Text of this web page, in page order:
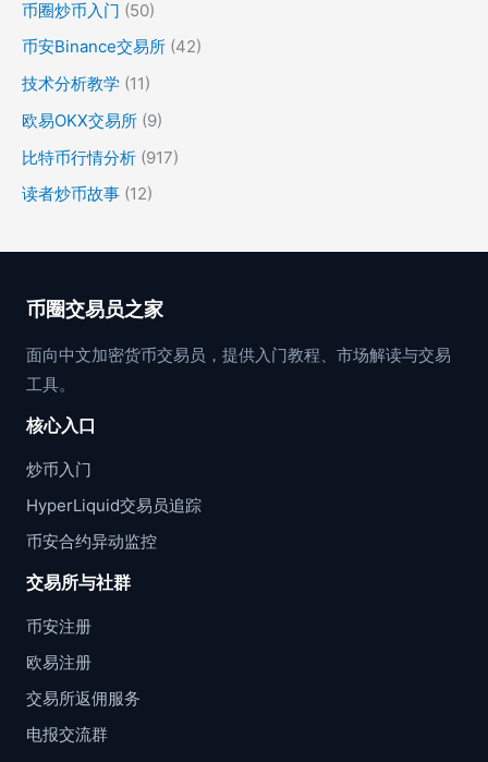
币圈炒币入门 (50)
币安Binance交易所 (42)
技术分析教学 (11)
欧易OKX交易所 (9)
比特币行情分析 (917)
读者炒币故事 (12)
币圈交易员之家
面向中文加密货币交易员，提供入门教程、市场解读与交易
工具。
核心入口
炒币入门
HyperLiquid交易员追踪
币安合约异动监控
交易所与社群
币安注册
欧易注册
交易所返佣服务
电报交流群